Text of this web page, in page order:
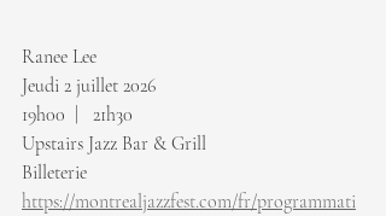
Ranee Lee
Jeudi 2 juillet 2026
19h00  |   21h30
Upstairs Jazz Bar & Grill
Billeterie
https://montrealjazzfest.com/fr/programmati